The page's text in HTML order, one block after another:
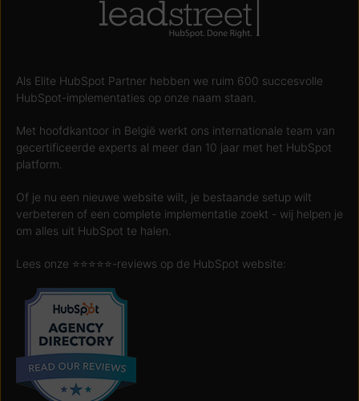
Als Elite HubSpot Partner hebben we ruim 600 succesvolle
HubSpot-implementaties op onze naam staan.
Met hoofdkantoor in België werkt ons internationale team van
gecertificeerde experts al meer dan 10 jaar met het HubSpot
platform.
Of je nu een nieuwe website wilt, je bestaande setup wilt
verbeteren of een complete implementatie zoekt - wij helpen je
om alles uit HubSpot te halen.
Lees onze ⭐️⭐️⭐️⭐️⭐️-reviews op de HubSpot website: